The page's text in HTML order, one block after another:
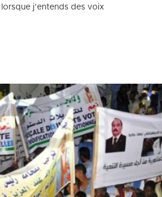
j’entends des voix